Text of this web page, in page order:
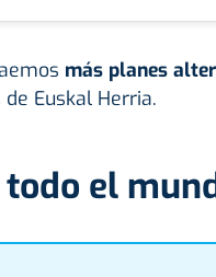
más planes
Euskal Herria.
el